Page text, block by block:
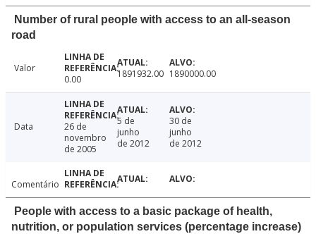
Number of rural people with access to an all-season
road
Valor
0.00
1891932.00 1890000.00
Data
26 de
novembro
de 2005
5 de
junho
de 2012
30 de
junho
de 2012
Comentário
People with access to a basic package of health,
nutrition, or population services (percentage increase)